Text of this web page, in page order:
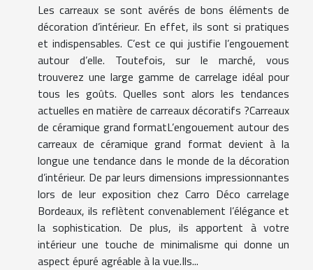
Les carreaux se sont avérés de bons éléments de
décoration d’intérieur. En effet, ils sont si pratiques
et indispensables. C’est ce qui justifie l’engouement
autour d’elle. Toutefois, sur le marché, vous
trouverez une large gamme de carrelage idéal pour
tous les goûts. Quelles sont alors les tendances
actuelles en matière de carreaux décoratifs ?Carreaux
de céramique grand formatL’engouement autour des
carreaux de céramique grand format devient à la
longue une tendance dans le monde de la décoration
d’intérieur. De par leurs dimensions impressionnantes
lors de leur exposition chez Carro Déco carrelage
Bordeaux, ils reflètent convenablement l’élégance et
la sophistication. De plus, ils apportent à votre
intérieur une touche de minimalisme qui donne un
aspect épuré agréable à la vue.Ils...